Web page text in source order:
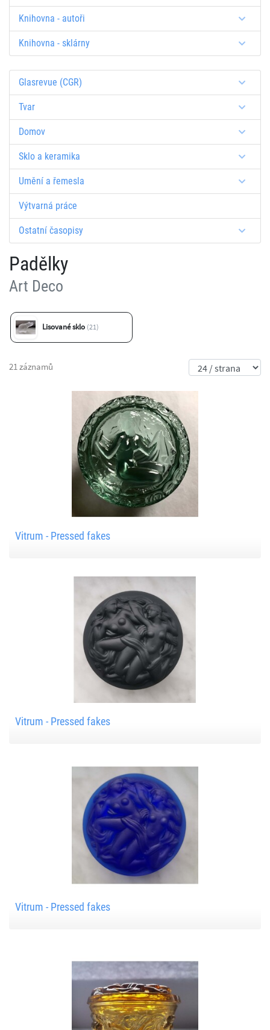
Knihovna - autoři
Knihovna - sklárny
Glasrevue (CGR)
Tvar
Domov
Sklo a keramika
Umění a řemesla
Výtvarná práce
Ostatní časopisy
Padělky
Art Deco
Lisované sklo (21)
21 záznamů
Vitrum - Pressed fakes
Vitrum - Pressed fakes
Vitrum - Pressed fakes